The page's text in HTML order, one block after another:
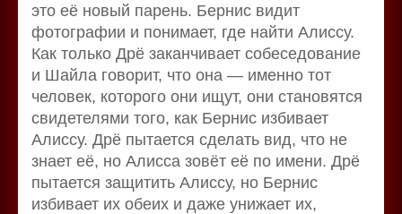
это её новый парень. Бернис видит
фотографии и понимает, где найти Алиссу.
Как только Дрё заканчивает собеседование
и Шайла говорит, что она — именно тот
человек, которого они ищут, они становятся
свидетелями того, как Бернис избивает
Алиссу. Дрё пытается сделать вид, что не
знает её, но Алисса зовёт её по имени. Дрё
пытается защитить Алиссу, но Бернис
избивает их обеих и даже унижает их,